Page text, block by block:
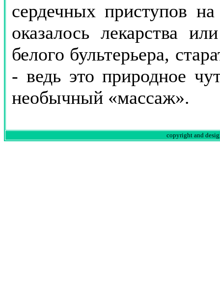
сердечных приступов
оказалось лекарства
белого бультерьера,
- ведь это природное
необычный «массаж».
copyright and